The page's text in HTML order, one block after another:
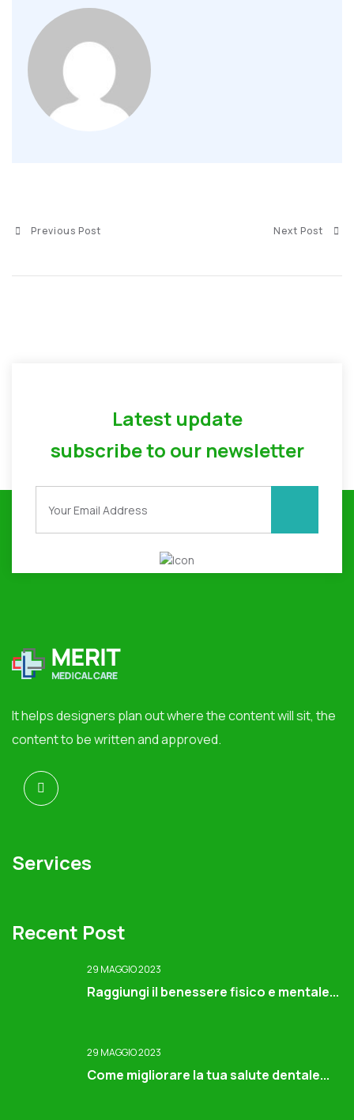
Previous Post Next Post
Latest update
subscribe to our newsletter
It helps designers plan out where the content will sit, the
content to be written and approved.
Services
Recent Post
29 MAGGIO 2023
Raggiungi il benessere fisico e mentale...
29 MAGGIO 2023
Come migliorare la tua salute dentale...